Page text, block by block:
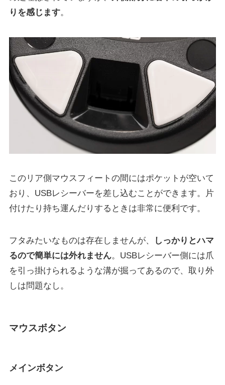
りを感じます。
このリア側マウスフィートの間にはポケットが空いて
おり、USBレシーバーを差し込むことができます。片
付けたり持ち運んだりするときは非常に便利です。
フタみたいなものは存在しませんが、
しっかりとハマ
るので簡単には外れません。USBレシーバー側には爪
を引っ掛けられるような溝が掘ってあるので、取り外
しは問題なし。
マウスボタン
メインボタン